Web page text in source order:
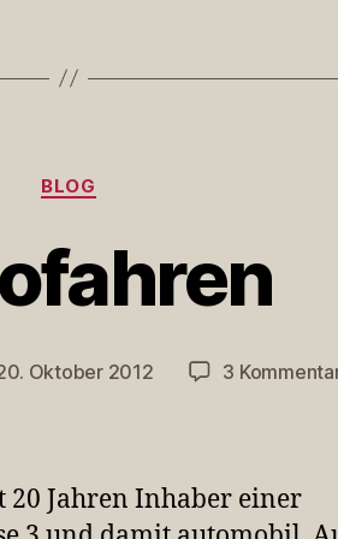
Kategorien
BLOG
Oktober 2012 3
20 Jahren Inhaber einer